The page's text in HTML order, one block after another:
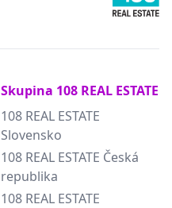
Skupina 108 REAL ESTATE
108 REAL ESTATE
Slovensko
108 REAL ESTATE Česká
republika
108 REAL ESTATE